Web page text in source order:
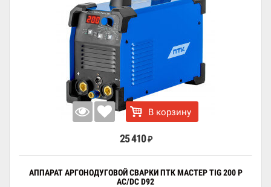
В корзину
25 410 ₽
АППАРАТ АРГОНОДУГОВОЙ СВАРКИ ПТК МАСТЕР TIG 200 P
AC/DC D92